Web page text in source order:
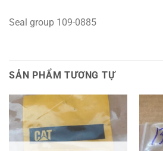
Seal group 109-0885
SẢN PHẨM TƯƠNG TỰ